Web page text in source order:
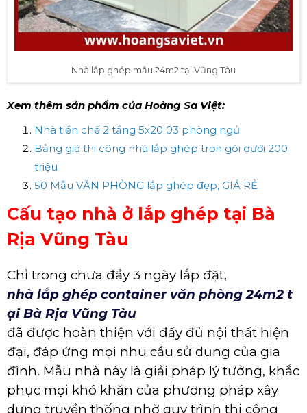
Nhà lắp ghép mẫu 24m2 tại Vũng Tàu
Xem thêm sản phẩm của Hoàng Sa Việt:
Nhà tiền chế 2 tầng 5x20 03 phòng ngủ
Bảng giá thi công nhà lắp ghép trọn gói dưới 200
triệu
50 Mẫu VĂN PHÒNG lắp ghép đẹp, GIÁ RẺ
Cấu tạo nhà ở lắp ghép tại Bà
Rịa Vũng Tàu
Chỉ trong chưa đầy 3 ngày lắp đặt,
nhà lắp ghép container văn phòng 24m2 t
ại Bà Rịa Vũng Tàu
đã được hoàn thiện với đầy đủ nội thất hiện
đại, đáp ứng mọi nhu cầu sử dụng của gia
đình. Mẫu nhà này là giải pháp lý tưởng, khắc
phục mọi khó khăn của phương pháp xây
dựng truyền thống nhờ quy trình thi công